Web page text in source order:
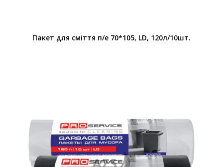
Пакет для смiття п/е 70*105, LD, 120л/10шт.